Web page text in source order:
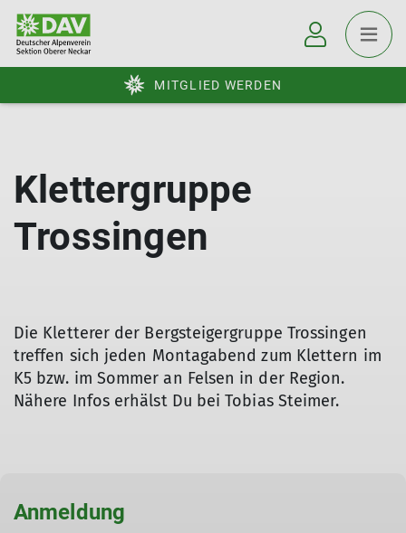
MITGLIED WERDEN
Klettergruppe
Trossingen
Die Kletterer der Bergsteigergruppe Trossingen
treffen sich jeden Montagabend zum Klettern im
K5 bzw. im Sommer an Felsen in der Region.
Nähere Infos erhälst Du bei Tobias Steimer.
Anmeldung